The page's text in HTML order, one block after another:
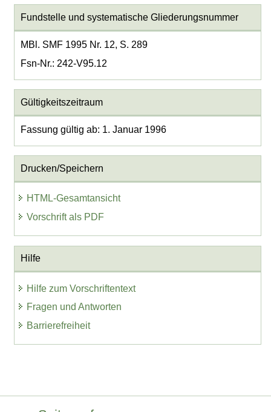
Fundstelle und systematische Gliederungsnummer
MBl. SMF 1995 Nr. 12, S. 289
Fsn-Nr.: 242-V95.12
Gültigkeitszeitraum
Fassung gültig ab: 1. Januar 1996
Drucken/Speichern
HTML-Gesamtansicht
Vorschrift als PDF
Hilfe
Hilfe zum Vorschriftentext
Fragen und Antworten
Barrierefreiheit